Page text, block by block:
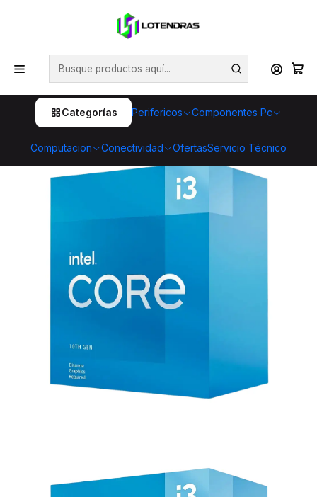
Categorías Perifericos Componentes Pc
Computacion Conectividad OfertasServicio Técnico
💥 ¡Compra HOY y retira GRATIS en tienda! 🏪🚀 Además,
aprovecha cientos de productos con Despacho Gratis 🛒📦
¡No dejes pasar esta oportunidad! 🔥
Inicio Componentes Pc Procesadores
Procesador Intel Core i3-10105, 3.70GHz 6MB, LGA1200